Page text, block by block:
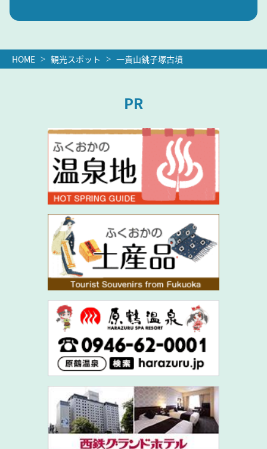
HOME 観光スポット 一貴山銚子塚古墳
PR